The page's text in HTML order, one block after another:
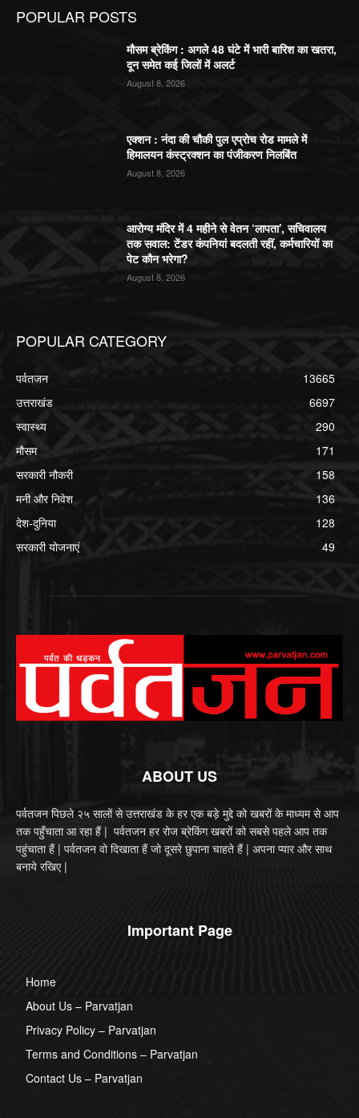
POPULAR POSTS
मौसम ब्रेकिंग : अगले 48 घंटे में भारी बारिश का खतरा,
दून समेत कई जिलों में अलर्ट
August 8, 2026
एक्शन : नंदा की चौकी पुल एप्रोच रोड मामले में
हिमालयन कंस्ट्रक्शन का पंजीकरण निलबिंत
August 8, 2026
आरोग्य मंदिर में 4 महीने से वेतन ‘लापता’, सचिवालय
तक सवाल: टेंडर कंपनियां बदलती रहीं, कर्मचारियों का
पेट कौन भरेगा?
August 8, 2026
POPULAR CATEGORY
पर्वतजन
13665
उत्तराखंड
6697
स्वास्थ्य
290
मौसम
171
सरकारी नौकरी
158
मनी और निवेश
136
देश-दुनिया
128
सरकारी योजनाएं
49
ABOUT US
पर्वतजन पिछले २५ सालों से उत्तराखंड के हर एक बड़े मुद्दे को खबरों के माध्यम से आप
तक पहुँचाता आ रहा हैं | पर्वतजन हर रोज ब्रेकिंग खबरों को सबसे पहले आप तक
पहुंचाता हैं | पर्वतजन वो दिखाता हैं जो दूसरे छुपाना चाहते हैं | अपना प्यार और साथ
बनाये रखिए |
Important Page
Home
About Us – Parvatjan
Privacy Policy – Parvatjan
Terms and Conditions – Parvatjan
Contact Us – Parvatjan